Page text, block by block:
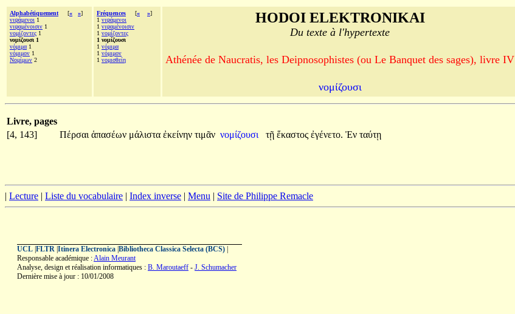
Alphabétiquement [« »]
νιψάμενοι 1
νιψαμένοισιν 1
νομίζοντες 1
νομίζουσι 1
νόμιμα 1
νόμιμον 1
Νομίμων 2
Fréquences [« »]
1 νιψάμενοι
1 νιψαμένοισιν
1 νομίζοντες
1 νομίζουσι
1 νόμιμα
1 νόμιμον
1 νομισθείη
HODOI ELEKTRONIKAI
Du texte à l'hypertexte
Athénée de Naucratis, les Deipnosophistes (ou Le Banquet des sages), livre IV
νομίζουσι
Livre, pages
[4, 143]
Πέρσαι ἁπασέων μάλιστα ἐκείνην τιμᾶν νομίζουσι τῇ ἕκαστος ἐγένετο. Ἐν ταύτῃ
| Lecture | Liste du vocabulaire | Index inverse | Menu | Site de Philippe Remacle
UCL FLTR Itinera Electronica Bibliotheca Classica Selecta (BCS)
Responsable académique :Alain Meurant
Analyse, design et réalisation informatiques : B. Maroutaeff - J. Schumacher
Dernière mise à jour : 10/01/2008